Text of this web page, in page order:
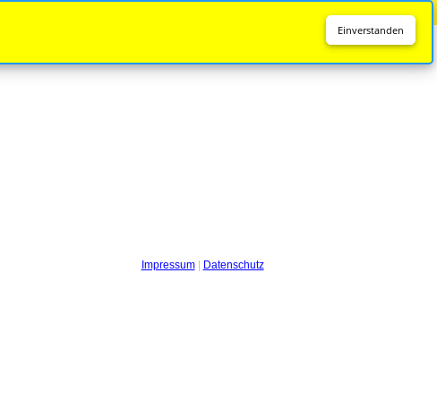
Impressum| Datenschutz
Einverstanden